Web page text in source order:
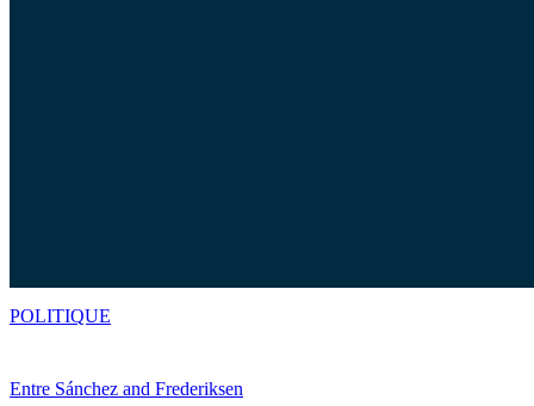
Entre Sánchez and Frederiksen
POLITIQUE